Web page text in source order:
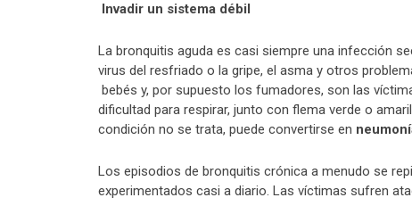
Invadir un sistema débil
La bronquitis aguda es casi siempre una infección
virus del resfriado o la gripe, el asma y otros
bebés y, por supuesto los fumadores, son las
dificultad para respirar, junto con flema verde o
condición no se trata, puede convertirse en
Los episodios de bronquitis crónica a menudo se
experimentados casi a diario. Las víctimas sufren